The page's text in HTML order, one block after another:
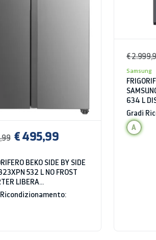
€ 495,99
BEKO SIDE BY SIDE
532 L NO FROST
LIBERA
INOX CLASSE D
€
Samsung
634 L
Gradi
A